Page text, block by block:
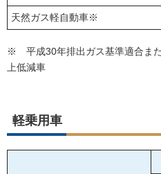
天然ガス軽自動車※
※ 平成30年排出ガス基準適合ま
上低減車
軽乗用車